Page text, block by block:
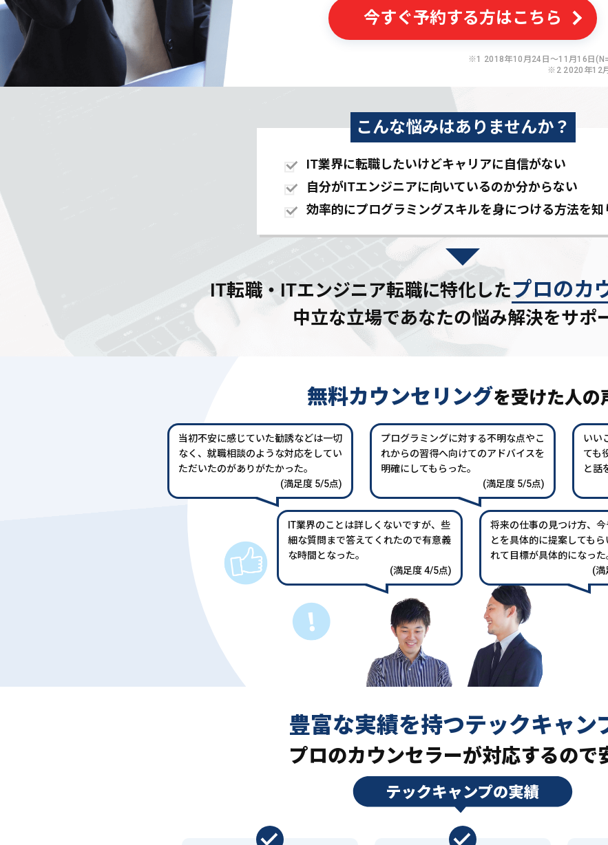
今すぐ予約する方はこちら
※1 2018年10月24日〜11月16日
※2 2020年12
こんな悩みはありませんか？
IT業界に転職したいけどキャリアに自信がない
自分がITエンジニアに向いているのか分からない
効率的にプログラミングスキルを身につける方法を知
IT転職・ITエンジニア転職に特化したプロのカ
中立な立場であなたの悩み解決をサポ
無料カウンセリングを受けた人の
当初不安に感じていた勧誘などは一切
なく、就職相談のような対応をしてい
ただいたのがありがたかった。
(満足度 5/5点)
プログラミングに対する不明な点やこ
れからの習得へ向けてのアドバイスを
明確にしてもらった。
(満足度 5/5点)
いい
ても
と話
IT業界のことは詳しくないですが、些
細な質問まで答えてくれたので有意義
な時間となった。
(満足度 4/5点)
将来の仕事の見つけ方、今
とを具体的に提案しても
れて目標が具体的になった
(満
豊富な実績を持つテックキャン
プロのカウンセラーが対応するので